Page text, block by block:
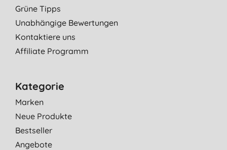
Grüne Tipps
Unabhängige Bewertungen
Kontaktiere uns
Affiliate Programm
Kategorie
Marken
Neue Produkte
Bestseller
Angebote